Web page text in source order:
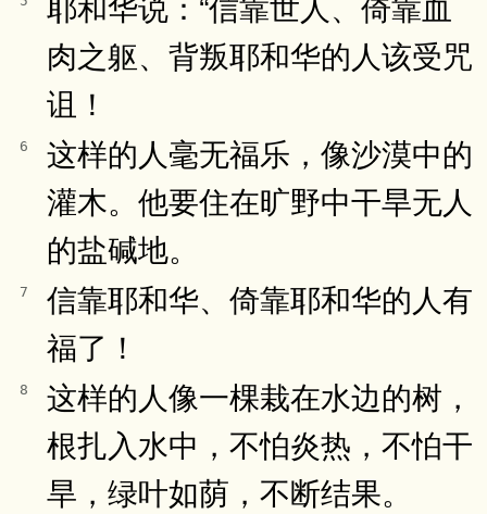
肉之躯、背叛耶和华的人该受咒
诅！
6
这样的人毫无福乐，像沙漠中的
灌木。他要住在旷野中干旱无人
的盐碱地。
7
信靠耶和华、倚靠耶和华的人有
福了！
8
这样的人像一棵栽在水边的树，
根扎入水中，不怕炎热，不怕干
旱，绿叶如荫，不断结果。